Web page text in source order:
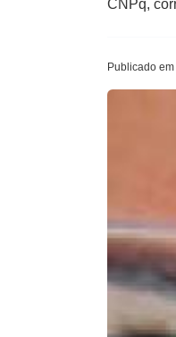
CNPq,
Publicado